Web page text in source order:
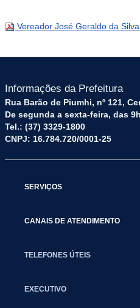
Vereador José Geraldo da
Informações da Prefeitura
Rua Barão de Piumhi, nº 121,
De segunda a sexta-feira, das
Tel.: (37) 3329-1800
CNPJ: 16.784.720/0001-25
SERVIÇOS
CANAIS DE ATENDIMENTO
TELEFONES ÚTEIS
EXECUTIVO